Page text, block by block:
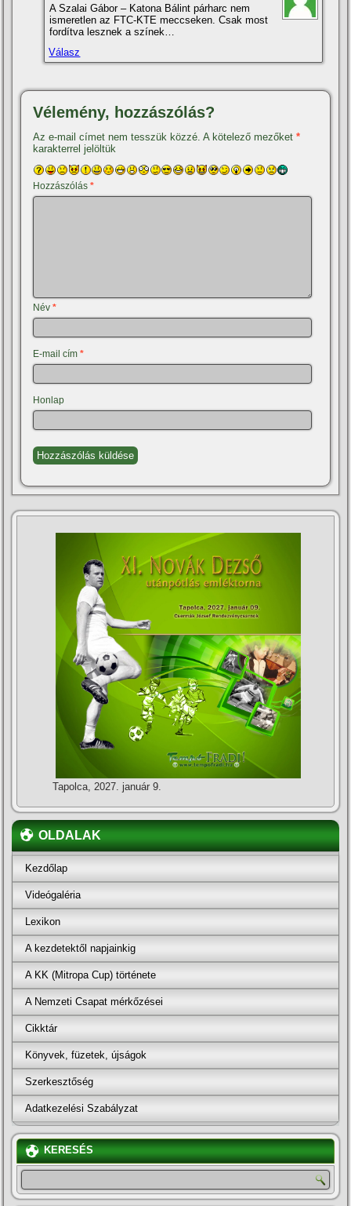
A Szalai Gábor – Katona Bálint párharc nem
ismeretlen az FTC-KTE meccseken. Csak most
fordítva lesznek a színek…
Válasz
Vélemény, hozzászólás?
Az e-mail címet nem tesszük közzé. A kötelező mezőket*
karakterrel jelöltük
Hozzászólás*
Név*
E-mail cím*
Honlap
Tapolca, 2027. január 9.
OLDALAK
Kezdőlap
Videógaléria
Lexikon
A kezdetektől napjainkig
A KK (Mitropa Cup) története
A Nemzeti Csapat mérkőzései
Cikktár
Könyvek, füzetek, újságok
Szerkesztőség
Adatkezelési Szabályzat
KERESÉS